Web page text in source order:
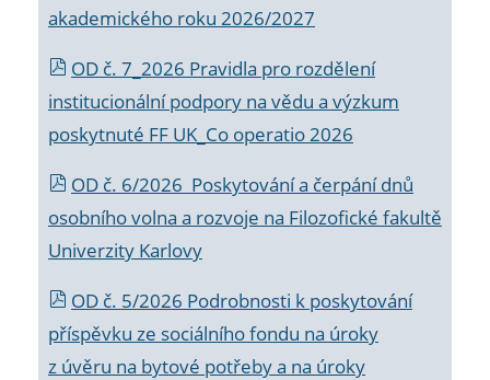
akademického roku 2026/2027
OD č. 7_2026 Pravidla pro rozdělení
institucionální podpory na vědu a výzkum
poskytnuté FF UK_Co operatio 2026
OD č. 6/2026 Poskytování a čerpání dnů
osobního volna a rozvoje na Filozofické fakultě
Univerzity Karlovy
OD č. 5/2026 Podrobnosti k poskytování
příspěvku ze sociálního fondu na úroky
z úvěru na bytové potřeby a na úroky